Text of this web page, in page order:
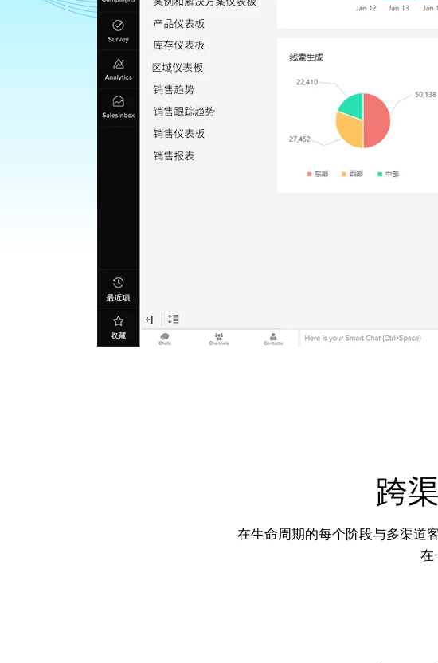
跨
在生命周期的每个阶段与多渠道
在